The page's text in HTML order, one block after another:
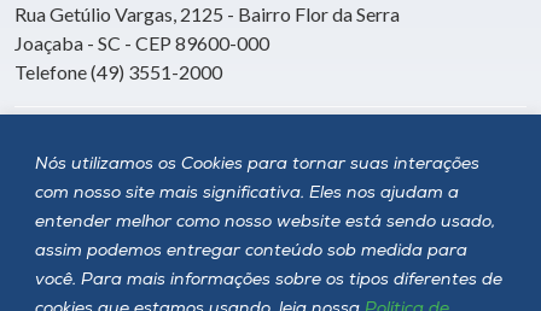
Nós utilizamos os Cookies para tornar suas interações
com nosso site mais significativa. Eles nos ajudam a
entender melhor como nosso website está sendo usado,
assim podemos entregar conteúdo sob medida para
você. Para mais informações sobre os tipos diferentes de
Rua Getúlio Vargas, 2125 - Bairro Flor da Serra
Joaçaba - SC - CEP 89600-000
Telefone (49) 3551-2000
Siga a Unoesc